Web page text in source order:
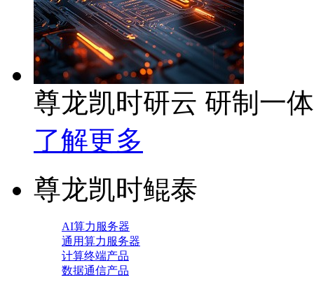
尊龙凯时研云 研制一
了解更多
尊龙凯时鲲泰
AI算力服务器
通用算力服务器
计算终端产品
数据通信产品